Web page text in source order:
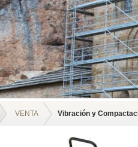
VENTA Vibración y